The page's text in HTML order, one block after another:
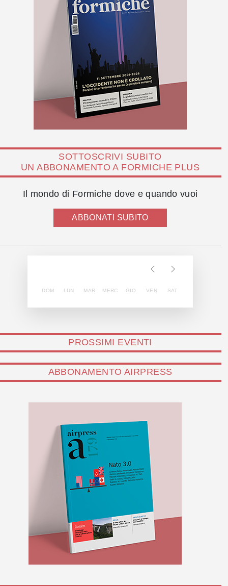
SOTTOSCRIVI SUBITO
UN ABBONAMENTO A FORMICHE PLUS
Il mondo di Formiche dove e quando vuoi
ABBONATI SUBITO
DOM LUN MAR MERC GIO VEN SAT
PROSSIMI EVENTI
ABBONAMENTO AIRPRESS